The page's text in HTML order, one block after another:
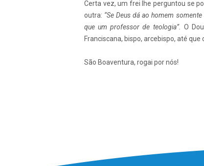
Certa vez, um frei lhe perguntou se
outra: “Se Deus dá ao homem
que um professor de teologia”. O
Franciscana, bispo, arcebispo, até
São Boaventura, rogai por nós!